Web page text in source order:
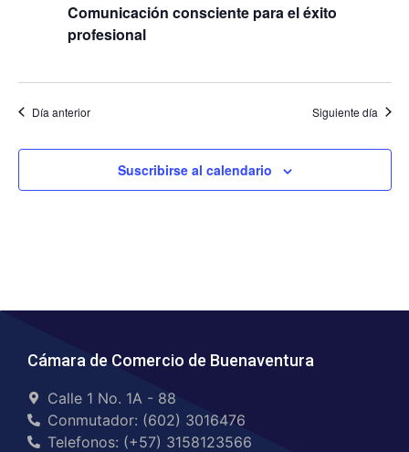
Comunicación consciente para el éxito
profesional
Día anterior Siguiente día
Suscribirse al calendario
Cámara de Comercio de Buenaventura
Calle 1 No. 1A - 88
Conmutador: (602) 3016476
Telefonos: (+57) 3158123566